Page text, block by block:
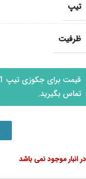
تیپ
ظرفیت
تماس بگیرید.
در انبار موجود نمی باشد